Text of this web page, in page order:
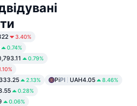
3.40%
0.74%
0.79%
2.13% PiPI UAH4.05 8.46%
0.28%
0.06%